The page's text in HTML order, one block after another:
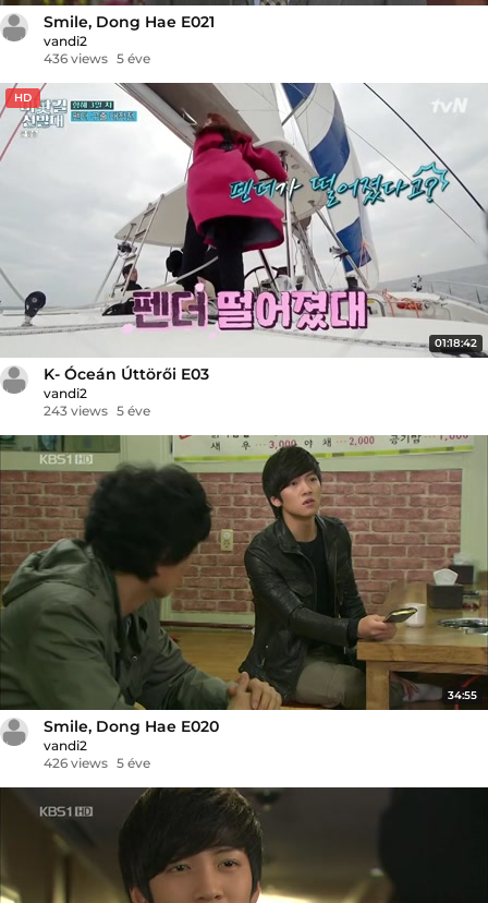
Smile, Dong Hae E021
vandi2
436 views 5 éve
HD
01:18:42
K- Óceán Úttörői E03
vandi2
243 views 5 éve
34:55
Smile, Dong Hae E020
vandi2
426 views 5 éve